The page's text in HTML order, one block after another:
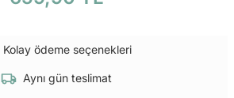
Kolay ödeme seçenekleri
Aynı gün teslimat